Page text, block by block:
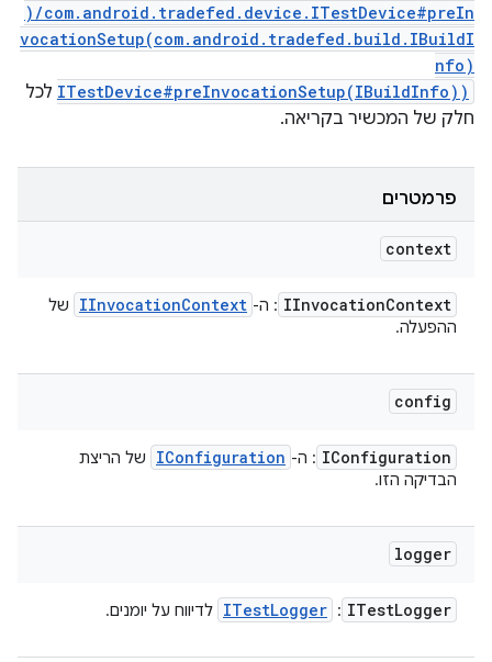
)/com.android.tradefed.device.ITestDevice#preIn
vocationSetup(com.android.tradefed.build.IBuildI
nfo)
ITestDevice#preInvocationSetup(IBuildInfo)) לכל
חלק של המכשיר בקריאה.
פרמטרים
context
IInvocationContext : ה- IInvocationContext
של
ההפעלה.
config
IConfiguration : ה- IConfiguration
של הריצת
הבדיקה הזו.
logger
ITestLogger
:
ITestLogger לדיווח על יומנים.